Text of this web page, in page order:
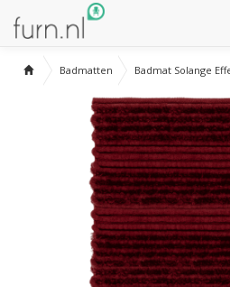
Badmatten Badmat Solange